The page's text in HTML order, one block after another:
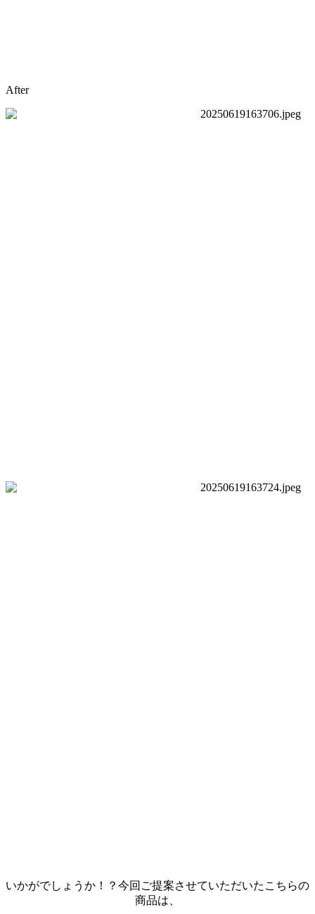
After
いかがでしょうか！？今回ご提案させていただいたこちらの
商品は、